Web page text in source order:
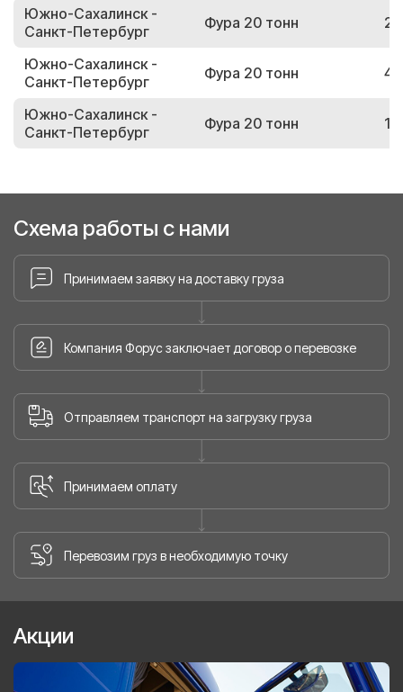
Южно-Сахалинск -
Санкт-Петербург
Фура 20 тонн
Южно-Сахалинск -
Санкт-Петербург
Фура 20 тонн
Южно-Сахалинск -
Санкт-Петербург
Фура 20 тонн
Схема работы с нами
Принимаем заявку на доставку груза
Компания Форус заключает договор о перевозке
Отправляем транспорт на загрузку груза
Принимаем оплату
Перевозим груз в необходимую точку
Акции